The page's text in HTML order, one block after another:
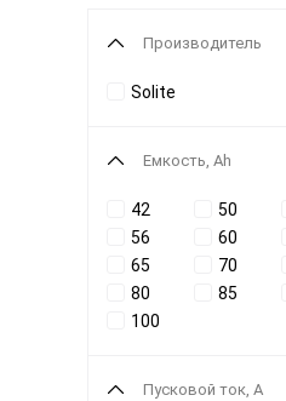
Производитель
Solite
Емкость, Ah
42 50
56
60
65
70
80
85
100
Пусковой ток, A